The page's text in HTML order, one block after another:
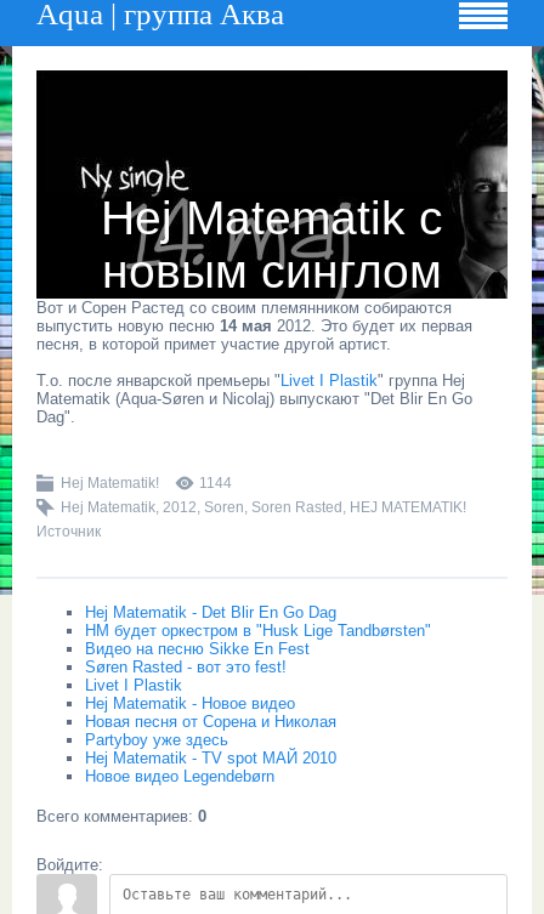
Aqua | группа Аква
Hej Matematik с
новым синглом
Вот и Сорен Растед со своим племянником собираются
выпустить новую песню 14 мая 2012. Это будет их первая
песня, в которой примет участие другой артист.
Т.о. после январской премьеры " Livet I Plastik" группа Hej
Matematik (Aqua-Søren и Nicolaj) выпускают "Det Blir En Go
Dag".
Hej Matematik!
1144
Hej Matematik, 2012, Soren, Soren Rasted , HEJ MATEMATIK!
Источник
Hej Matematik - Det Blir En Go Dag
HM будет оркестром в "Husk Lige Tandbørsten"
Видео на песню Sikke En Fest
Søren Rasted - вот это fest!
Livet I Plastik
Hej Matematik - Новое видео
Новая песня от Сорена и Николая
Partyboy уже здесь
Hej Matematik - TV spot МАЙ 2010
Новое видео Legendebørn
Всего комментариев: 0
Войдите: